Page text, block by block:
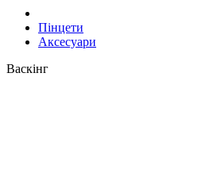
Пінцети
Аксесуари
Васкінг